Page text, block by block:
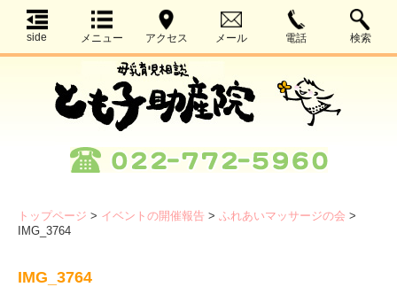
side メニュー アクセス メール 電話 検索
トップページ > イベントの開催報告 > ふれあいマッサージの会 >
IMG_3764
IMG_3764